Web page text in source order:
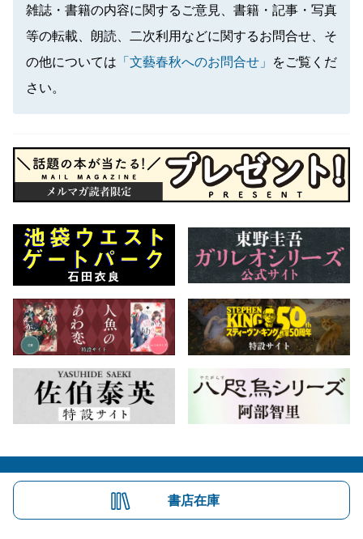
雑誌・書籍の内容に関するご意見、書籍・記事・写真
等の転載、朗読、二次利用などに関するお問合せ、そ
の他については 「文藝春秋へのお問合せ」
をご覧くだ
さい。
書店在庫
会社概要 自費出版のご案内 お問合せ
株式会社文藝春秋 文春オンライン Number Web
Copyright © Bungeishunju Ltd.